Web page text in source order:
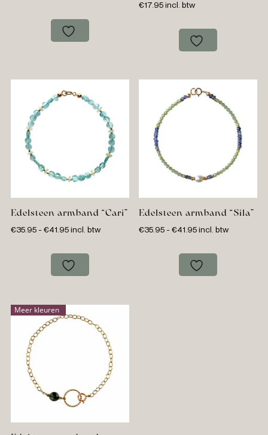
€17.95incl. btw
Edelsteen armband “Cari”
€35.95 - €41.95Prijsklasse:
tot
€41.95
incl. btw
Edelsteen armband “Sila”
€35.95 - €41.95Prijsklasse:
tot
€41.95
incl. btw
Meer kleuren